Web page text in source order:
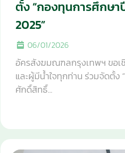
ตั้ง “กองทุนการศึกษ
2025”
06/01/2026
อัครสังฆมณฑลกรุงเทพฯ ขอ
และผู้มีน้ำใจทุกท่าน ร่วมจัดตั้ง
ศักดิ์สิทธิ์...